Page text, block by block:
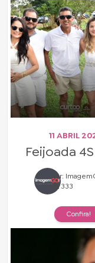
11 ABRIL
Feijoada
Por:
333
Confira!